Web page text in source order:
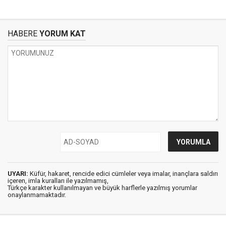
HABERE YORUM KAT
UYARI: Küfür, hakaret, rencide edici cümleler veya imalar, inançlara saldırı
içeren, imla kuralları ile yazılmamış,
Türkçe karakter kullanılmayan ve büyük harflerle yazılmış yorumlar
onaylanmamaktadır.